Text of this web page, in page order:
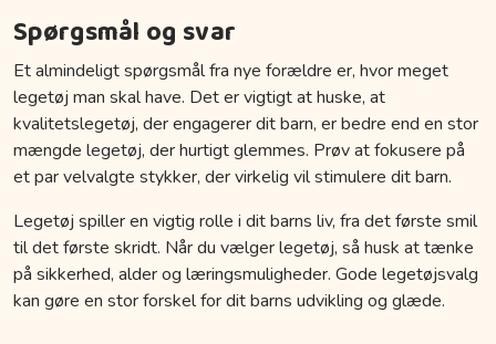
Spørgsmål og svar
Et almindeligt spørgsmål fra nye forældre er, hvor meget
legetøj man skal have. Det er vigtigt at huske, at
kvalitetslegetøj, der engagerer dit barn, er bedre end en stor
mængde legetøj, der hurtigt glemmes. Prøv at fokusere på
et par velvalgte stykker, der virkelig vil stimulere dit barn.
Legetøj spiller en vigtig rolle i dit barns liv, fra det første smil
til det første skridt. Når du vælger legetøj, så husk at tænke
på sikkerhed, alder og læringsmuligheder. Gode legetøjsvalg
kan gøre en stor forskel for dit barns udvikling og glæde.